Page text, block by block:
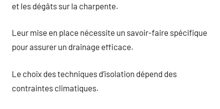
et les dégâts sur la charpente.
Leur mise en place nécessite un savoir-faire spécifique
pour assurer un drainage efficace.
Le choix des techniques d’isolation dépend des
contraintes climatiques.